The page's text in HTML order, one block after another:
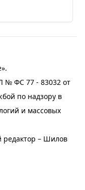
№ ФС 77 - 83032 от
по надзору в
и массовых
редактор – Шилов